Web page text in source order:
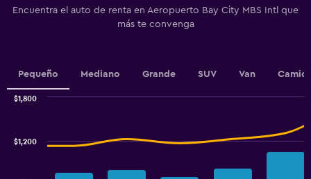
The
axis
displaying
values.
to
Encuentra el auto de renta en Aeropuerto Bay City MBS Intl que
más te convenga
Pequeño Mediano Grande SUV Van
$1,200
$1,800